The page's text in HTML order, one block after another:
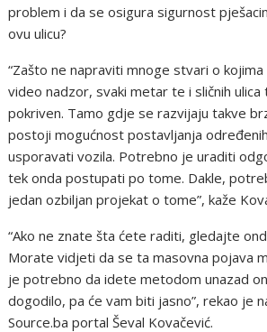
problem i da se osigura sigurnost
ovu ulicu?
“Zašto ne napraviti mnoge stvari o
video nadzor, svaki metar te i sličnih
pokriven. Tamo gdje se razvijaju takve
postoji mogućnost postavljanja
usporavati vozila. Potrebno je uraditi
tek onda postupati po tome. Dakle,
jedan ozbiljan projekat o tome”, kaže
“Ako ne znate šta ćete raditi, gledajte
Morate vidjeti da se ta masovna pojava
je potrebno da idete metodom unazad
dogodilo, pa će vam biti jasno”, rekao je
Source.ba portal Ševal Kovačević.